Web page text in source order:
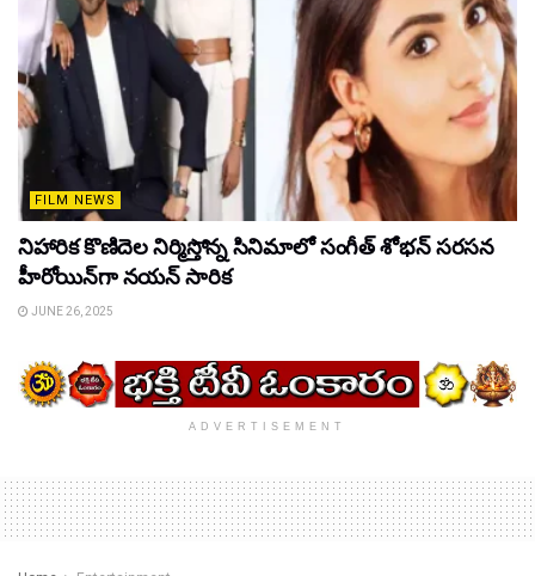
FILM NEWS
నిహారిక కొణిదెల నిర్మిస్తోన్న సినిమాలో సంగీత్ శోభన్ సరసన
హీరోయిన్‌గా నయన్ సారిక
JUNE 26, 2025
ADVERTISEMENT